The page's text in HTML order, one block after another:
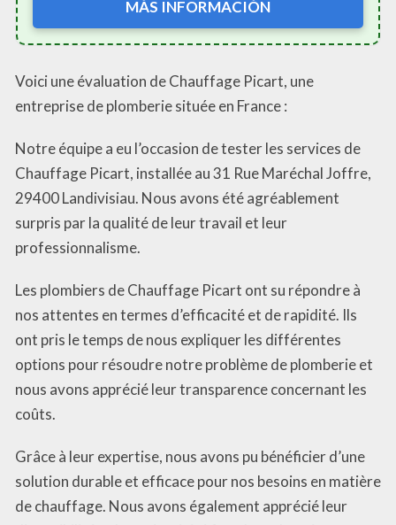
MÁS INFORMACIÓN
Voici une évaluation de Chauffage Picart, une
entreprise de plomberie située en France :
Notre équipe a eu l’occasion de tester les services de
Chauffage Picart, installée au 31 Rue Maréchal Joffre,
29400 Landivisiau. Nous avons été agréablement
surpris par la qualité de leur travail et leur
professionnalisme.
Les plombiers de Chauffage Picart ont su répondre à
nos attentes en termes d’efficacité et de rapidité. Ils
ont pris le temps de nous expliquer les différentes
options pour résoudre notre problème de plomberie et
nous avons apprécié leur transparence concernant les
coûts.
Grâce à leur expertise, nous avons pu bénéficier d’une
solution durable et efficace pour nos besoins en matière
de chauffage. Nous avons également apprécié leur